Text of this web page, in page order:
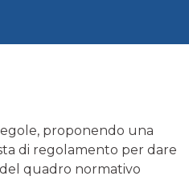
proponendo una
di regolamento per dare
quadro normativo